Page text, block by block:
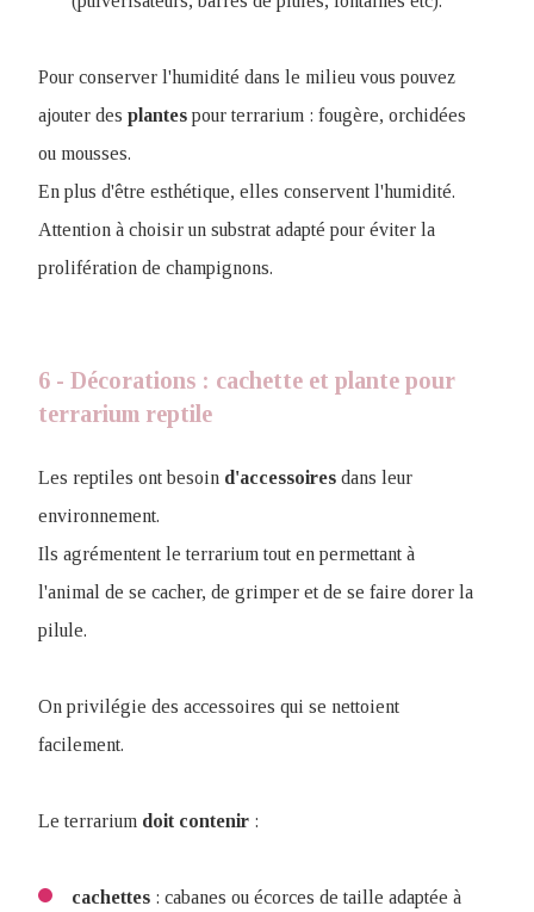
Pour conserver l'humidité dans le milieu vous pouvez
ajouter des plantes pour terrarium : fougère, orchidées
ou mousses.
En plus d'être esthétique, elles conservent l'humidité.
Attention à choisir un substrat adapté pour éviter la
prolifération de champignons.
6 - Décorations : cachette et plante pour
terrarium reptile
Les reptiles ont besoin d'accessoires dans leur
environnement.
Ils agrémentent le terrarium tout en permettant à
l'animal de se cacher, de grimper et de se faire dorer la
pilule.
On privilégie des accessoires qui se nettoient
facilement.
Le terrarium doit contenir :
cachettes : cabanes ou écorces de taille adaptée à